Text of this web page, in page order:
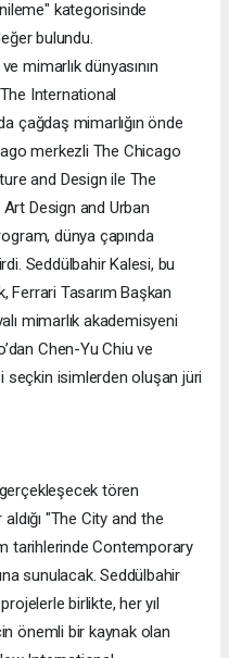
kategorisinde
bulundu.
mimarlık dünyasının
International
çağdaş mimarlığın önde
merkezli The Chicago
and Design ile The
Design and Urban
dünya çapında
Seddülbahir Kalesi, bu
Ferrari Tasarım Başkan
mimarlık akademisyeni
Chen-Yu Chiu ve
seçkin isimlerden oluşan jüri
tören
"The City and the
tarihlerinde Contemporary
sunulacak. Seddülbahir
birlikte, her yıl
önemli bir kaynak olan